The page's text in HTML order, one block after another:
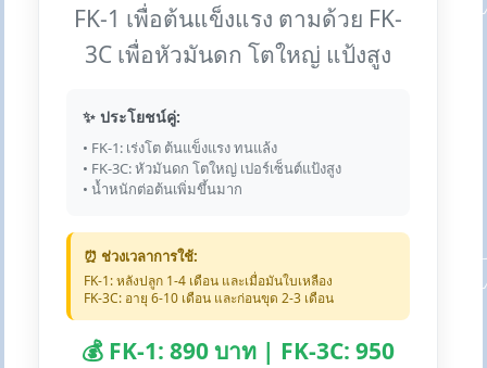
FK-1 เพื่อต้นแข็งแรง ตามด้วย FK-
3C เพื่อหัวมันดก โตใหญ่ แป้งสูง
✨ ประโยชน์คู่:
• FK-1: เร่งโต ต้นแข็งแรง ทนแล้ง
• FK-3C: หัวมันดก โตใหญ่ เปอร์เซ็นต์แป้งสูง
• น้ำหนักต่อต้นเพิ่มขึ้นมาก
⏰ ช่วงเวลาการใช้:
FK-1: หลังปลูก 1-4 เดือน และเมื่อมันใบเหลือง
FK-3C: อายุ 6-10 เดือน และก่อนขุด 2-3 เดือน
💰 FK-1: 890 บาท | FK-3C: 950